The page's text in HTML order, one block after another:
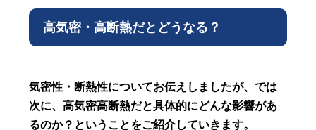
高気密・高断熱だとどうなる？
気密性・断熱性についてお伝えしましたが、では
次に、高気密高断熱だと具体的にどんな影響があ
るのか？ということをご紹介していきます。